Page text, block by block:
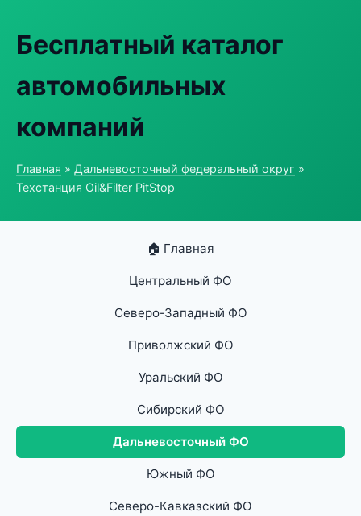
Бесплатный каталог
автомобильных
компаний
Главная » Дальневосточный федеральный округ »
Техстанция Oil&Filter PitStop
🏠 Главная
Центральный ФО
Северо-Западный ФО
Приволжский ФО
Уральский ФО
Сибирский ФО
Дальневосточный ФО
Южный ФО
Северо-Кавказский ФО